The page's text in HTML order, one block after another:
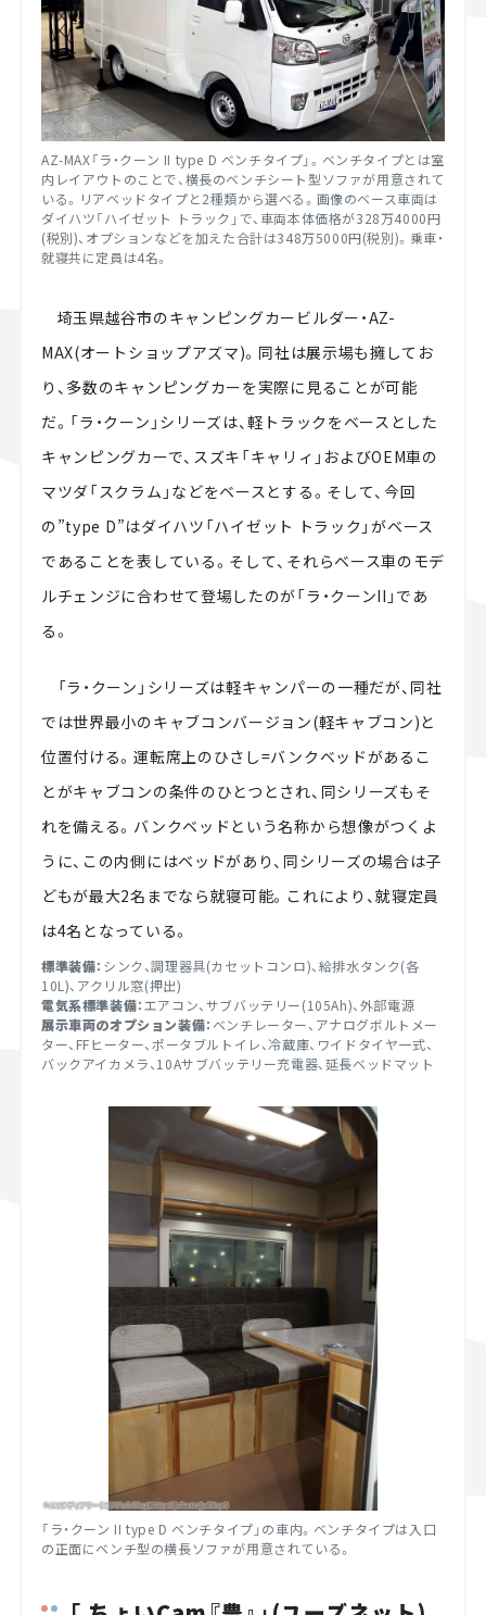
AZ-MAX「ラ・クーン II type D ベンチタイプ」。ベンチタイプとは室
内レイアウトのことで、横長のベンチシート型ソファが用意されて
いる。リアベッドタイプと2種類から選べる。画像のベース車両は
ダイハツ「ハイゼット トラック」で、車両本体価格が328万4000円
(税別)、オプションなどを加えた合計は348万5000円(税別)。乗車・
就寝共に定員は4名。
埼玉県越谷市のキャンピングカービルダー・AZ-
MAX(オートショップアズマ)。同社は展示場も擁してお
り、多数のキャンピングカーを実際に見ることが可能
だ。「ラ・クーン」シリーズは、軽トラックをベースとした
キャンピングカーで、スズキ「キャリィ」およびOEM車の
マツダ「スクラム」などをベースとする。そして、今回
の”type D”はダイハツ「ハイゼット トラック」がベース
であることを表している。そして、それらベース車のモデ
ルチェンジに合わせて登場したのが「ラ・クーンII」であ
る。
「ラ・クーン」シリーズは軽キャンパーの一種だが、同社
では世界最小のキャブコンバージョン(軽キャブコン)と
位置付ける。運転席上のひさし=バンクベッドがあるこ
とがキャブコンの条件のひとつとされ、同シリーズもそ
れを備える。バンクベッドという名称から想像がつくよ
うに、この内側にはベッドがあり、同シリーズの場合は子
どもが最大2名までなら就寝可能。これにより、就寝定員
は4名となっている。
標準装備： シンク、調理器具(カセットコンロ)、給排水タンク(各
10L)、アクリル窓(押出)
電気系標準装備：エアコン、サブバッテリー(105Ah)、外部電源
展示車両のオプション装備： ベンチレーター、アナログボルトメー
ター、FFヒーター、ポータブルトイレ、冷蔵庫、ワイドタイヤ一式、
バックアイカメラ、10Aサブバッテリー充電器、延長ベッドマット
「ラ・クーン II type D ベンチタイプ」の車内。ベンチタイプは入口
の正面にベンチ型の横長ソファが用意されている。